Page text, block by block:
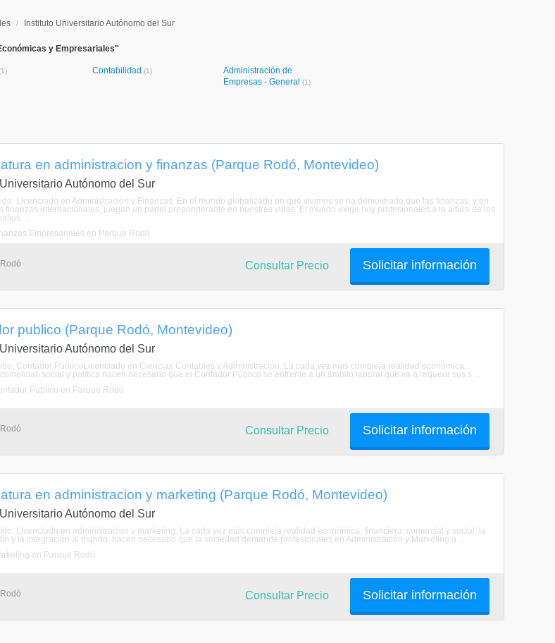
/ Instituto Universitario Autónomo del Sur
y Empresariales"
Contabilidad (1)
Administración de
Empresas - General (1)
en administracion y finanzas (Parque Rodó, Montevideo)
Universitario Autónomo del Sur
Licenciado en Administración y Finanzas. En el mundo globalizado en que vivimos se ha demostrado que las finanzas, y en
finanzas internacionales, juegan un papel preponderante en nuestras vidas. El mundo exige hoy profesionales a la altura de los
...
Empresariales en Parque Rodó
Solicitar información
Consultar Precio
publico (Parque Rodó, Montevideo)
Universitario Autónomo del Sur
Contador PúblicoLicenciado en Ciencias Contables y Administración. La cada vez más compleja realidad económica,
social y política hacen necesario que el Contador Público se enfrente a un ámbito laboral que va a requerir sus s ...
Público en Parque Rodó
Solicitar información
Consultar Precio
en administracion y marketing (Parque Rodó, Montevideo)
Universitario Autónomo del Sur
Licenciado en administracion y marketing. La cada vez más compleja realidad económica, financiera, comercial y social, la
y la integración al mundo, hacen necesario que la sociedad demande profesionales en Administración y Marketing a ...
en Parque Rodó
Solicitar información
Consultar Precio